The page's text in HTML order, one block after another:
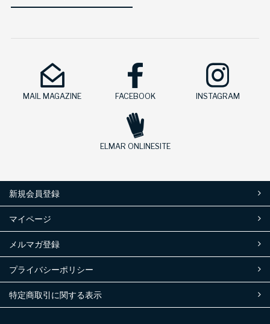
MAIL MAGAZINE FACEBOOK INSTAGRAM
ELMAR ONLINESITE
新規会員登録
マイページ
メルマガ登録
プライバシーポリシー
特定商取引に関する表示